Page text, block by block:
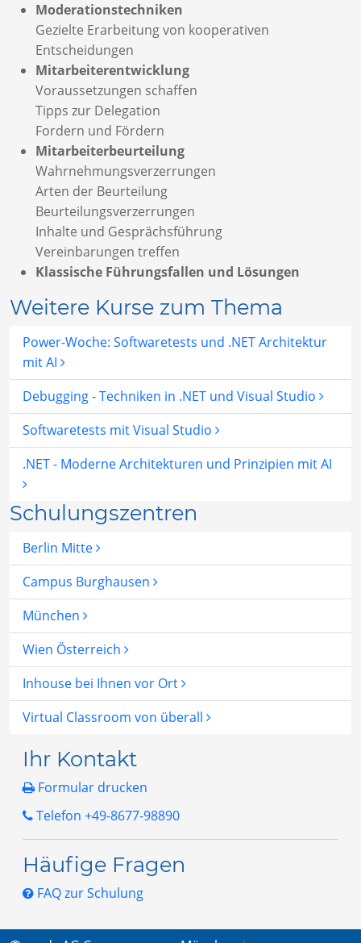
Moderationstechniken
Gezielte Erarbeitung von kooperativen
Entscheidungen
Mitarbeiterentwicklung
Voraussetzungen schaffen
Tipps zur Delegation
Fordern und Fördern
Mitarbeiterbeurteilung
Wahrnehmungsverzerrungen
Arten der Beurteilung
Beurteilungsverzerrungen
Inhalte und Gesprächsführung
Vereinbarungen treffen
Klassische Führungsfallen und Lösungen
Weitere Kurse zum Thema
Power-Woche: Softwaretests und .NET Architektur
mit AI
Debugging - Techniken in .NET und Visual Studio
Softwaretests mit Visual Studio
.NET - Moderne Architekturen und Prinzipien mit AI
Schulungszentren
Berlin Mitte
Campus Burghausen
München
Wien Österreich
Inhouse bei Ihnen vor Ort
Virtual Classroom von überall
Ihr Kontakt
Formular drucken
Telefon +49-8677-98890
Häufige Fragen
FAQ zur Schulung